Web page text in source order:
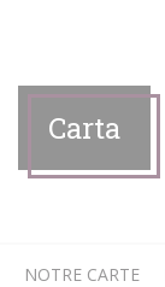
Carta
NOTRE CARTE